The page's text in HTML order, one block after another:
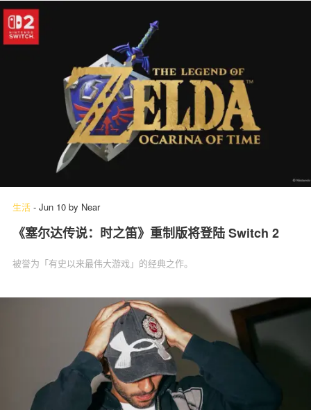
生活 - Jun 10 by Near
《塞尔达传说：时之笛》重制版将登陆 Switch 2
被誉为「有史以来最伟大游戏」的经典之作。